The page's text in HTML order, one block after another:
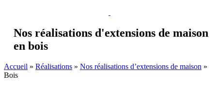
Nos réalisations d'extensions de maison
en bois
Accueil » Réalisations » Nos réalisations d’extensions de maison »
Bois